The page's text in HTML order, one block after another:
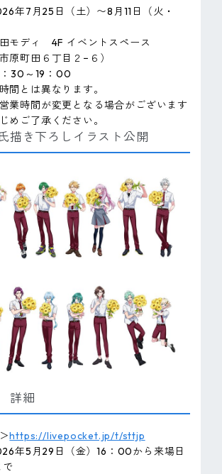
年7月25日（土）〜8月11日（火・
モディ 4F イベントスペース
原町田６丁目２−６）
30～19：00
間とは異なります。
業時間が変更となる場合がございます
めご了承ください。
描き下ろしイラスト公開
詳細
https://livepocket.jp/t/sttjp
年5月29日（金）16：00から来場日
で